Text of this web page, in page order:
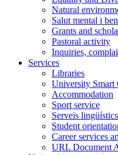
Natural
Salut mental i
Grants and
Pastoral activity
Inquiries,
Services
Libraries
University
Accommodation
Sport service
Serveis lingüístics
Student
Career services
URL Document